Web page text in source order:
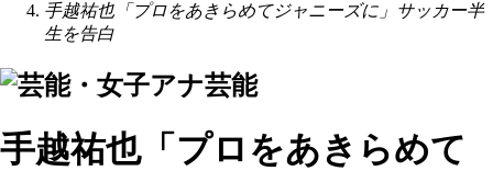
手越祐也「プロをあきらめてジャニーズに」サッカー半
生を告白
芸能
手越祐也「プロをあきらめて